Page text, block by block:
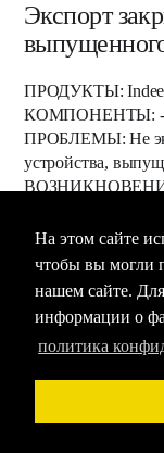
На этом сайте
чтобы вы могли
нашем сайте.
информации о
политика
Экспорт
ПРОДУКТЫ:
КОМПОНЕНТЫ: -
ПРОБЛЕМЫ: Не
устройства,
Новости